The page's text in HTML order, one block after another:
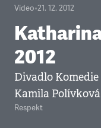
Video•21. 12. 2012
2012
Divadlo Komedie
Kamila
Respekt